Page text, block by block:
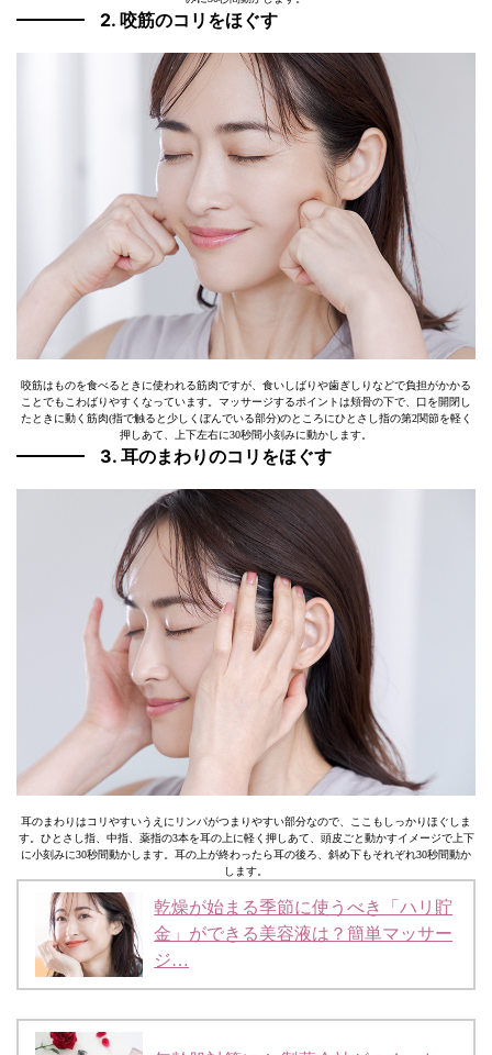
2. 咬筋のコリをほぐす
咬筋はものを食べるときに使われる筋肉ですが、食いしばりや歯ぎしりなどで負担がかかる
ことでもこわばりやすくなっています。マッサージするポイントは頬骨の下で、口を開閉し
たときに動く筋肉(指で触ると少しくぼんでいる部分)のところにひとさし指の第2関節を軽く
押しあて、上下左右に30秒間小刻みに動かします。
3. 耳のまわりのコリをほぐす
耳のまわりはコリやすいうえにリンパがつまりやすい部分なので、ここもしっかりほぐしま
す。ひとさし指、中指、薬指の3本を耳の上に軽く押しあて、頭皮ごと動かすイメージで上下
に小刻みに30秒間動かします。耳の上が終わったら耳の後ろ、斜め下もそれぞれ30秒間動か
します。
乾燥が始まる季節に使うべき「ハリ貯
金」ができる美容液は？簡単マッサー
ジ…